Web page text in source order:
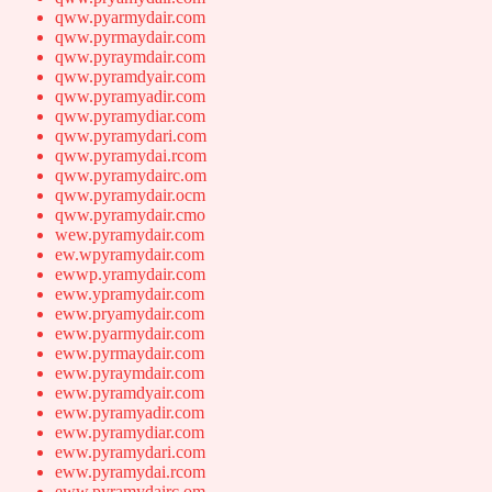
qww.pyarmydair.com
qww.pyrmaydair.com
qww.pyraymdair.com
qww.pyramdyair.com
qww.pyramyadir.com
qww.pyramydiar.com
qww.pyramydari.com
qww.pyramydai.rcom
qww.pyramydairc.om
qww.pyramydair.ocm
qww.pyramydair.cmo
wew.pyramydair.com
ew.wpyramydair.com
ewwp.yramydair.com
eww.ypramydair.com
eww.pryamydair.com
eww.pyarmydair.com
eww.pyrmaydair.com
eww.pyraymdair.com
eww.pyramdyair.com
eww.pyramyadir.com
eww.pyramydiar.com
eww.pyramydari.com
eww.pyramydai.rcom